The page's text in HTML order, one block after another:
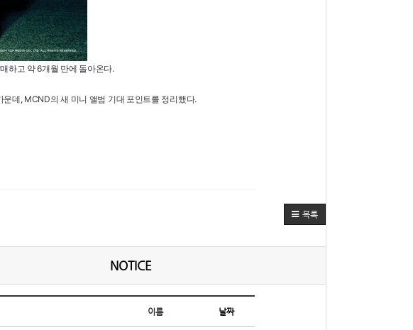
하고 약 6개월 만에 돌아온다.
데, MCND의 새 미니 앨범 기대 포인트를 정리했다.
목록
NOTICE
이름 날짜